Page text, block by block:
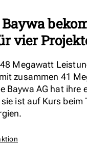
vier
Megawatt
zusammen 41
Baywa AG hat ihre
ist auf Kurs beim